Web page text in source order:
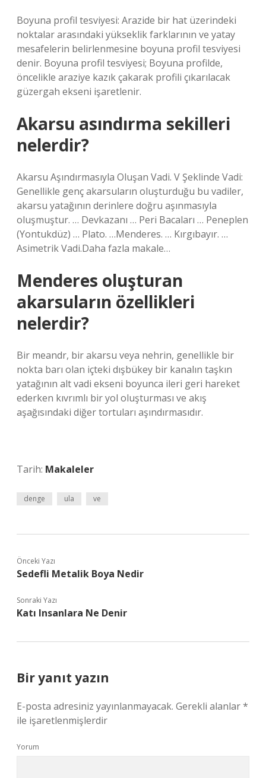
Boyuna profil tesviyesi: Arazide bir hat üzerindeki
noktalar arasındaki yükseklik farklarının ve yatay
mesafelerin belirlenmesine boyuna profil tesviyesi
denir. Boyuna profil tesviyesi; Boyuna profilde,
öncelikle araziye kazık çakarak profili çıkarılacak
güzergah ekseni işaretlenir.
Akarsu asındırma sekilleri
nelerdir?
Akarsu Aşındırmasıyla Oluşan Vadi. V Şeklinde Vadi:
Genellikle genç akarsuların oluşturduğu bu vadiler,
akarsu yatağının derinlere doğru aşınmasıyla
oluşmuştur. … Devkazanı … Peri Bacaları … Peneplen
(Yontukdüz) … Plato. …Menderes. … Kırgıbayır. …
Asimetrik Vadi.Daha fazla makale…
Menderes oluşturan
akarsuların özellikleri
nelerdir?
Bir meandr, bir akarsu veya nehrin, genellikle bir
nokta barı olan içteki dışbükey bir kanalın taşkın
yatağının alt vadi ekseni boyunca ileri geri hareket
ederken kıvrımlı bir yol oluşturması ve akış
aşağısındaki diğer tortuları aşındırmasıdır.
Tarih: Makaleler
denge ula ve
Önceki Yazı
Sedefli Metalik Boya Nedir
Sonraki Yazı
Katı Insanlara Ne Denir
Bir yanıt yazın
E-posta adresiniz yayınlanmayacak. Gerekli alanlar*
ile işaretlenmişlerdir
Yorum